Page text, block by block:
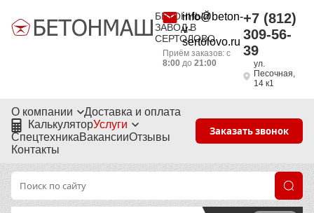
БЕТОННЫЙ
ЗАВОД В
СЕРТОЛОВО
info@beton-
v-
sertolovo.ru
Приём заказов: с
8:00до 21:00
+7 (812)
309-56-
39
ул.
Песочная,
14 к1
О компании
Доставка и оплата
КалькуляторУслуги
СпецтехникаВакансииОтзывы
Контакты
Заказать звонок